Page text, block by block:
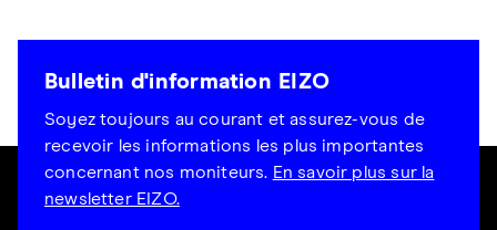
Bulletin d'information EIZO
Soyez toujours au courant et assurez-vous de
recevoir les informations les plus importantes
concernant nos moniteurs. En savoir plus sur la
newsletter EIZO.